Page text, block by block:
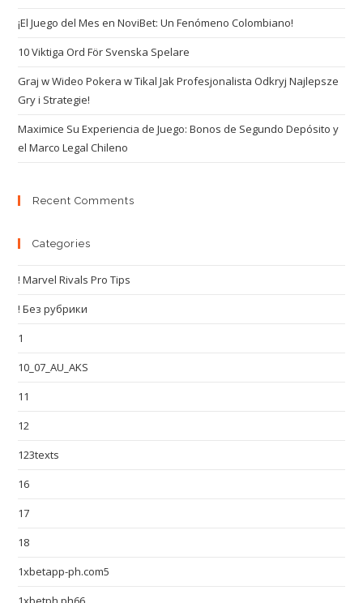
¡El Juego del Mes en NoviBet: Un Fenómeno Colombiano!
10 Viktiga Ord För Svenska Spelare
Graj w Wideo Pokera w Tikal Jak Profesjonalista Odkryj Najlepsze
Gry i Strategie!
Maximice Su Experiencia de Juego: Bonos de Segundo Depósito y
el Marco Legal Chileno
Recent Comments
Categories
! Marvel Rivals Pro Tips
! Без рубрики
1
10_07_AU_AKS
11
12
123texts
16
17
18
1xbetapp-ph.com5